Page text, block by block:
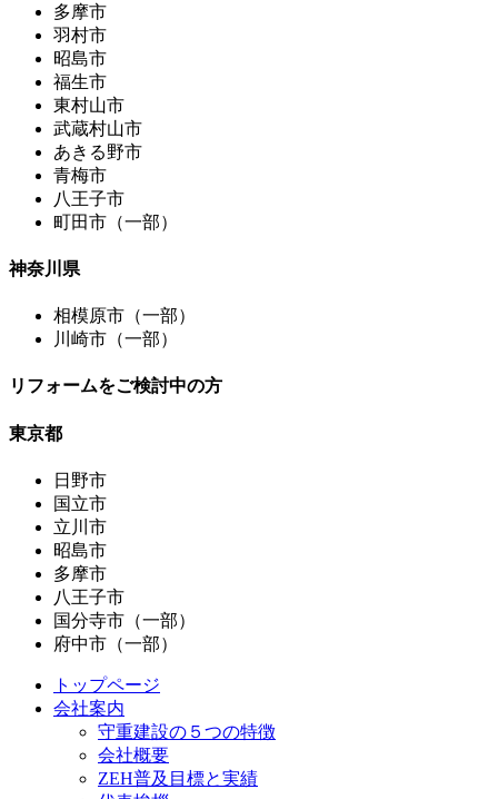
多摩市
羽村市
昭島市
福生市
東村山市
武蔵村山市
あきる野市
青梅市
八王子市
町田市（一部）
神奈川県
相模原市（一部）
川崎市（一部）
リフォームをご検討中の方
東京都
日野市
国立市
立川市
昭島市
多摩市
八王子市
国分寺市（一部）
府中市（一部）
トップページ
会社案内
守重建設の５つの特徴
会社概要
ZEH普及目標と実績